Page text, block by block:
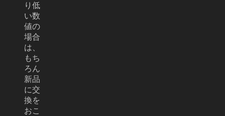
り低
い数
値の
場合
は、
もち
ろん
新品
に交
換を
おこ